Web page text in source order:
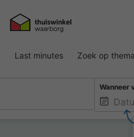
Last minutes Zoek op thema
Wanneer